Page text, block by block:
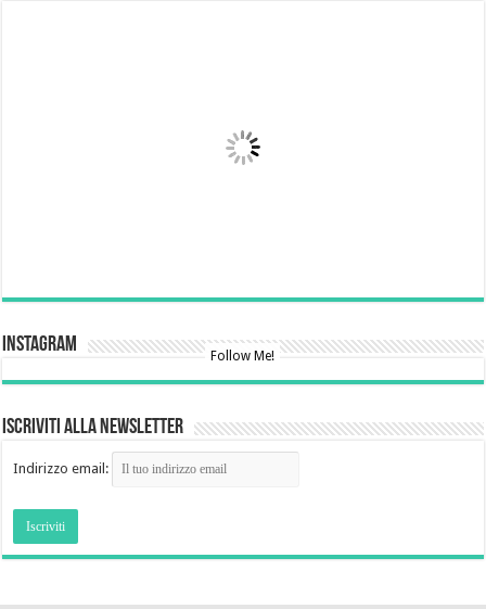
Instagram Follow Me!
Iscriviti alla newsletter
Indirizzo email: